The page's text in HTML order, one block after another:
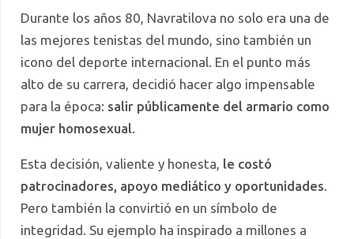
Durante los años 80, Navratilova no solo era una de
las mejores tenistas del mundo, sino también un
icono del deporte internacional. En el punto más
alto de su carrera, decidió hacer algo impensable
para la época: salir públicamente del armario como
mujer homosexual.
Esta decisión, valiente y honesta, le costó
patrocinadores, apoyo mediático y oportunidades.
Pero también la convirtió en un símbolo de
integridad. Su ejemplo ha inspirado a millones a